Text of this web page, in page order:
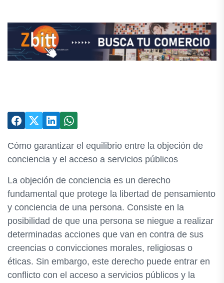
Cómo garantizar el equilibrio entre la objeción de
conciencia y el acceso a servicios públicos
La objeción de conciencia es un derecho
fundamental que protege la libertad de pensamiento
y conciencia de una persona. Consiste en la
posibilidad de que una persona se niegue a realizar
determinadas acciones que van en contra de sus
creencias o convicciones morales, religiosas o
éticas. Sin embargo, este derecho puede entrar en
conflicto con el acceso a servicios públicos y la